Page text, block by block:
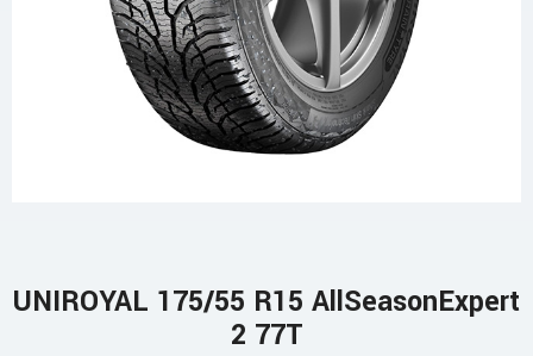
UNIROYAL 175/55 R15 AllSeasonExpert
2 77T